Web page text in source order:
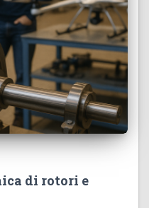
di rotori e